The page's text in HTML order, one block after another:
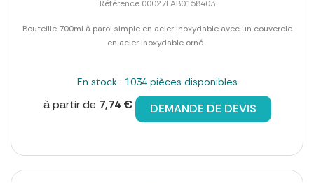
Référence 00027LAB0158403
Bouteille 700ml à paroi simple en acier inoxydable avec un couvercle
en acier inoxydable orné...
En stock : 1034 pièces disponibles
à partir de 7,74 € DEMANDE DE DEVIS